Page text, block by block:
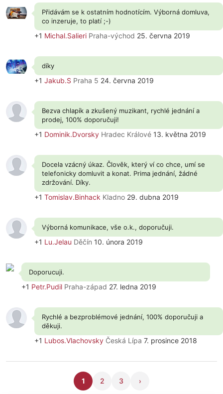
Přidávám se k ostatním hodnotícím. Výborná domluva,
co inzeruje, to platí ;-)
+1 Michal.Salieri Praha-východ 25. června 2019
díky
+1 Jakub.S Praha 5 24. června 2019
Bezva chlapík a zkušený muzikant, rychlé jednání a
prodej, 100% doporučuji!
+1 Dominik.Dvorsky Hradec Králové 13. května 2019
Docela vzácný úkaz. Člověk, který ví co chce, umí se
telefonicky domluvit a konat. Prima jednání, žádné
zdržování. Díky.
+1 Tomislav.Binhack Kladno 29. dubna 2019
Výborná komunikace, vše o.k., doporučuji.
+1 Lu.Jelau Děčín 10. února 2019
Doporucuji.
+1 Petr.Pudil Praha-západ 27. ledna 2019
Rychlé a bezproblémové jednání, 100% doporučuji a
děkuji.
+1 Lubos.Vlachovsky Česká Lípa 7. prosince 2018
1 2 3 ›